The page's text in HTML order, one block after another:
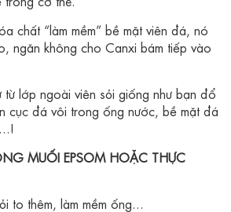
chất “làm mềm” bề mặt viên đá, nó
ngăn không cho Canxi bám tiếp vào
lớp ngoài viên sỏi giống như bạn đổ
cục đá vôi trong ống nước, bề mặt đá
MUỐI EPSOM HOẶC THỰC
to thêm, làm mềm ống...